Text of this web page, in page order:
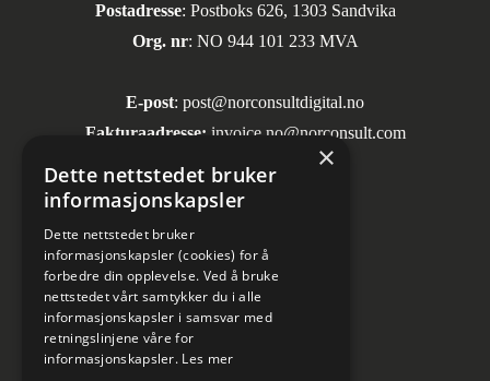
Sosiale medier
Informasjon om personvern
Postadresse: Postboks 626, 1303 Sandvika
Org. nr: NO 944 101 233 MVA
E-post: post@norconsultdigital.no
Fakturaadresse: invoice.no@norconsult.com
×
Dette nettstedet bruker
informasjonskapsler
Dette nettstedet bruker
informasjonskapsler (cookies) for å
forbedre din opplevelse. Ved å bruke
nettstedet vårt samtykker du i alle
informasjonskapsler i samsvar med
retningslinjene våre for
informasjonskapsler. Les mer